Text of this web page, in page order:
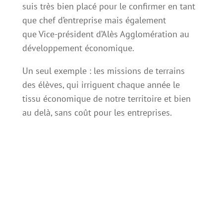
suis très bien placé pour le confirmer en tant
que chef d’entreprise mais également
que Vice-président d’Alès Agglomération au
développement économique.
Un seul exemple : les missions de terrains
des élèves, qui irriguent chaque année le
tissu économique de notre territoire et bien
au delà, sans coût pour les entreprises.